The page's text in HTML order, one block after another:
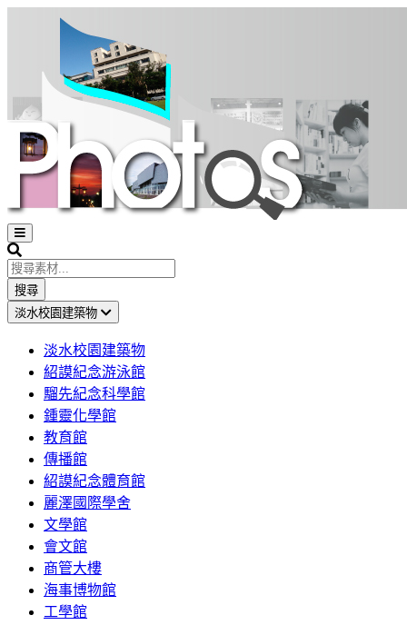
Open
sidebar
Search
搜尋
淡水校園建築物
淡水校園建築物
紹謨紀念游泳館
騮先紀念科學館
鍾靈化學館
教育館
傳播館
紹謨紀念體育館
麗澤國際學舍
文學館
會文館
商管大樓
海事博物館
工學館